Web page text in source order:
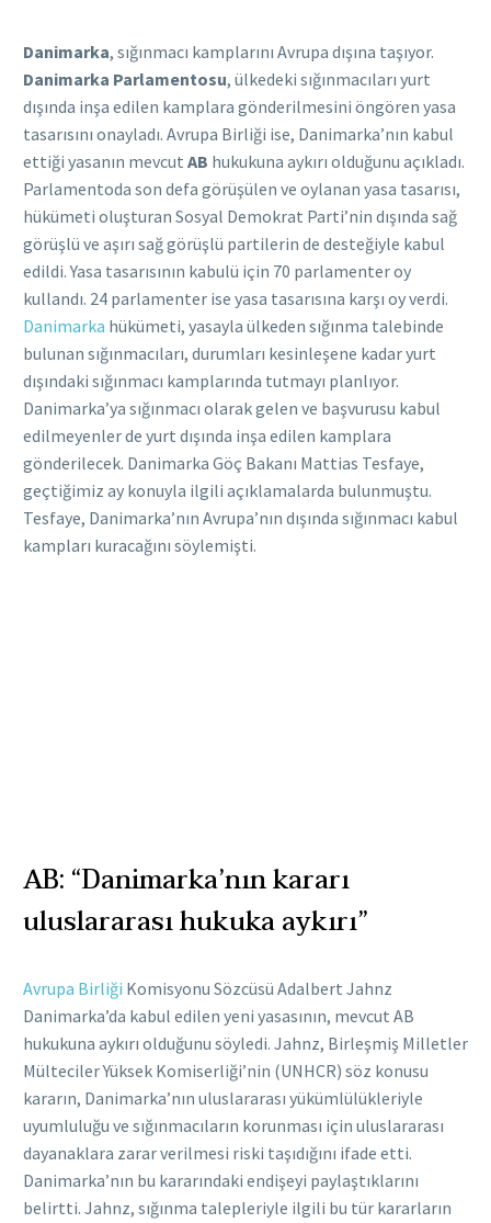
Danimarka, sığınmacı kamplarını Avrupa dışına taşıyor.
Danimarka Parlamentosu, ülkedeki sığınmacıları yurt
dışında inşa edilen kamplara gönderilmesini öngören yasa
tasarısını onayladı. Avrupa Birliği ise, Danimarka’nın kabul
ettiği yasanın mevcut AB hukukuna aykırı olduğunu açıkladı.
Parlamentoda son defa görüşülen ve oylanan yasa tasarısı,
hükümeti oluşturan Sosyal Demokrat Parti’nin dışında sağ
görüşlü ve aşırı sağ görüşlü partilerin de desteğiyle kabul
edildi. Yasa tasarısının kabulü için 70 parlamenter oy
kullandı. 24 parlamenter ise yasa tasarısına karşı oy verdi.
Danimarka hükümeti, yasayla ülkeden sığınma talebinde
bulunan sığınmacıları, durumları kesinleşene kadar yurt
dışındaki sığınmacı kamplarında tutmayı planlıyor.
Danimarka’ya sığınmacı olarak gelen ve başvurusu kabul
edilmeyenler de yurt dışında inşa edilen kamplara
gönderilecek. Danimarka Göç Bakanı Mattias Tesfaye,
geçtiğimiz ay konuyla ilgili açıklamalarda bulunmuştu.
Tesfaye, Danimarka’nın Avrupa’nın dışında sığınmacı kabul
kampları kuracağını söylemişti.
AB: “Danimarka’nın kararı
uluslararası hukuka aykırı”
Avrupa Birliği Komisyonu Sözcüsü Adalbert Jahnz
Danimarka’da kabul edilen yeni yasasının, mevcut AB
hukukuna aykırı olduğunu söyledi. Jahnz, Birleşmiş Milletler
Mülteciler Yüksek Komiserliği’nin (UNHCR) söz konusu
kararın, Danimarka’nın uluslararası yükümlülükleriyle
uyumluluğu ve sığınmacıların korunması için uluslararası
dayanaklara zarar verilmesi riski taşıdığını ifade etti.
Danimarka’nın bu kararındaki endişeyi paylaştıklarını
belirtti. Jahnz, sığınma talepleriyle ilgili bu tür kararların